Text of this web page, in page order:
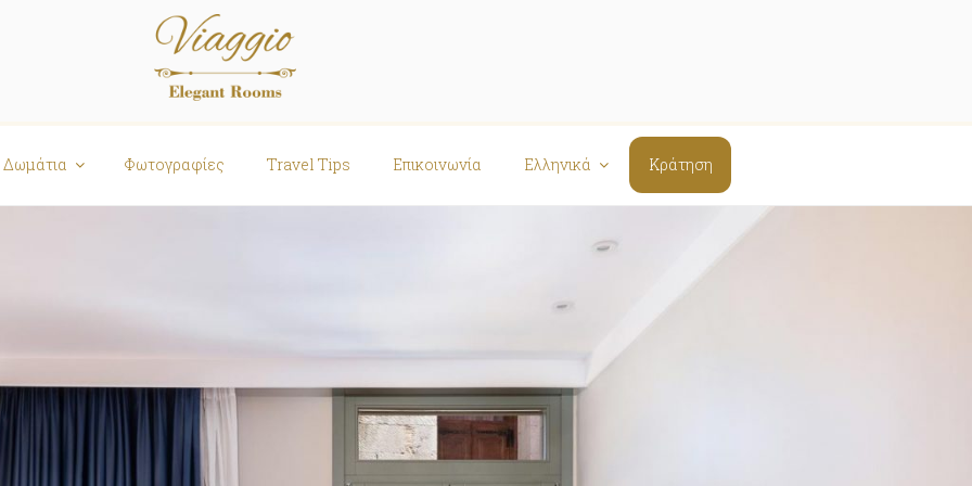
Δωμάτια Φωτογραφίες Travel Tips Επικοινωνία Ελληνικά Κράτηση